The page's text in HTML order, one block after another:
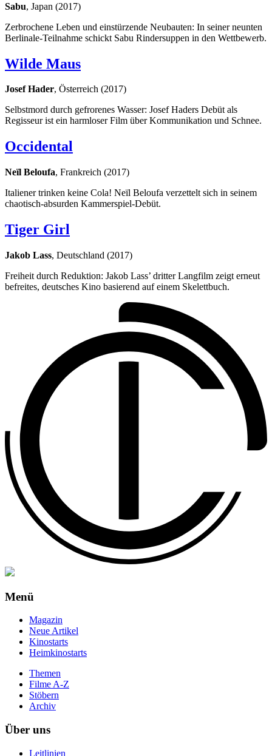
Sabu, Japan (2017)
Zerbrochene Leben und einstürzende Neubauten: In seiner neunten
Berlinale-Teilnahme schickt Sabu Rindersuppen in den Wettbewerb.
Wilde Maus
Josef Hader, Österreich (2017)
Selbstmord durch gefrorenes Wasser: Josef Haders Debüt als
Regisseur ist ein harmloser Film über Kommunikation und Schnee.
Occidental
Neïl Beloufa, Frankreich (2017)
Italiener trinken keine Cola! Neïl Beloufa verzettelt sich in seinem
chaotisch-absurden Kammerspiel-Debüt.
Tiger Girl
Jakob Lass, Deutschland (2017)
Freiheit durch Reduktion: Jakob Lass’ dritter Langfilm zeigt erneut
befreites, deutsches Kino basierend auf einem Skelettbuch.
Menü
Magazin
Neue Artikel
Kinostarts
Heimkinostarts
Themen
Filme A-Z
Stöbern
Archiv
Über uns
Leitlinien